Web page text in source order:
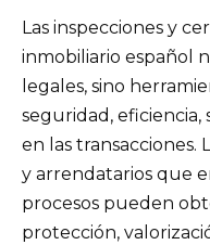
Las inspecciones y
inmobiliario español
legales, sino
seguridad, eficiencia,
en las transacciones.
y arrendatarios que
procesos pueden
protección,